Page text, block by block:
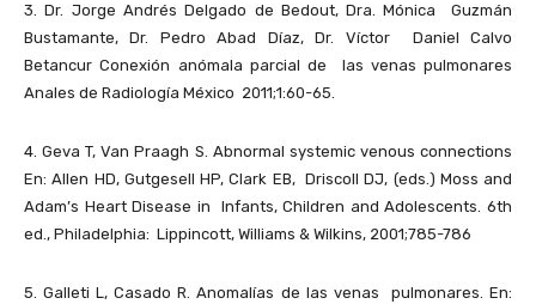
3. Dr. Jorge Andrés Delgado de Bedout, Dra. Mónica Guzmán
Bustamante, Dr. Pedro Abad Díaz, Dr. Víctor Daniel Calvo
Betancur Conexión anómala parcial de las venas pulmonares
Anales de Radiología México 2011;1:60-65.
4. Geva T, Van Praagh S. Abnormal systemic venous connections
En: Allen HD, Gutgesell HP, Clark EB, Driscoll DJ, (eds.) Moss and
Adam’s Heart Disease in Infants, Children and Adolescents. 6th
ed., Philadelphia: Lippincott, Williams & Wilkins, 2001;785-786
5. Galleti L, Casado R. Anomalías de las venas pulmonares. En: